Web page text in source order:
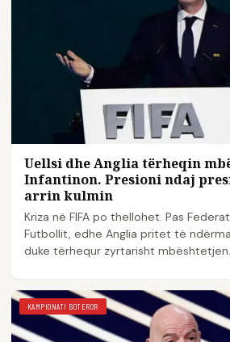
Uellsi dhe Anglia tërheqin
Infantinon. Presioni ndaj
arrin kulmin
Kriza në FIFA po thellohet. Pas
Futbollit, edhe Anglia pritet të
duke tërhequr zyrtarisht
KAMPIONATI BOTEROR